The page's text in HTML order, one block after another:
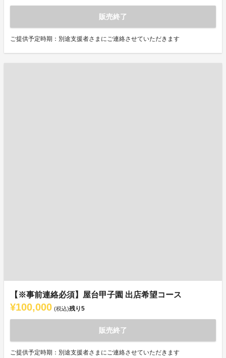
販売終了
ご提供予定時期：別途支援者さまにご連絡させていただきます
【※事前連絡必須】屋台甲子園 出店希望コース
¥100,000 (税込)残り5
販売終了
ご提供予定時期：別途支援者さまにご連絡させていただきます